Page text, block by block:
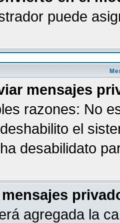
puede
mensajes
razones: No
el
desabilidato
agregada la